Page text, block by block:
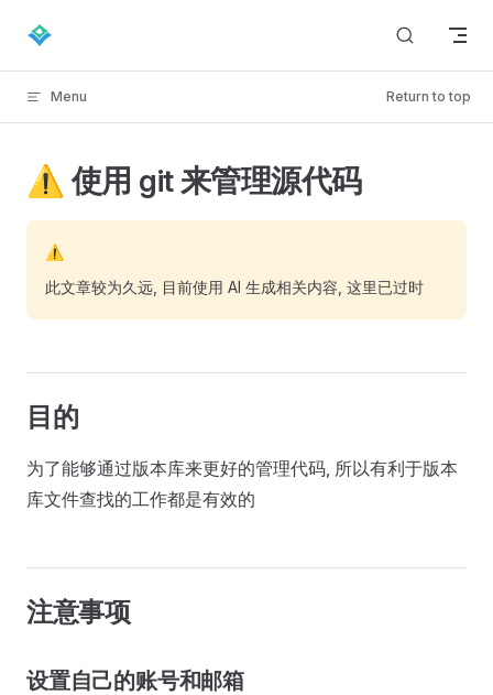
Skip to content
Menu Return to top
⚠️ 使用 git 来管理源代码
⚠️
此文章较为久远, 目前使用 AI 生成相关内容, 这里已过时
目的
为了能够通过版本库来更好的管理代码, 所以有利于版本
库文件查找的工作都是有效的
注意事项
设置自己的账号和邮箱